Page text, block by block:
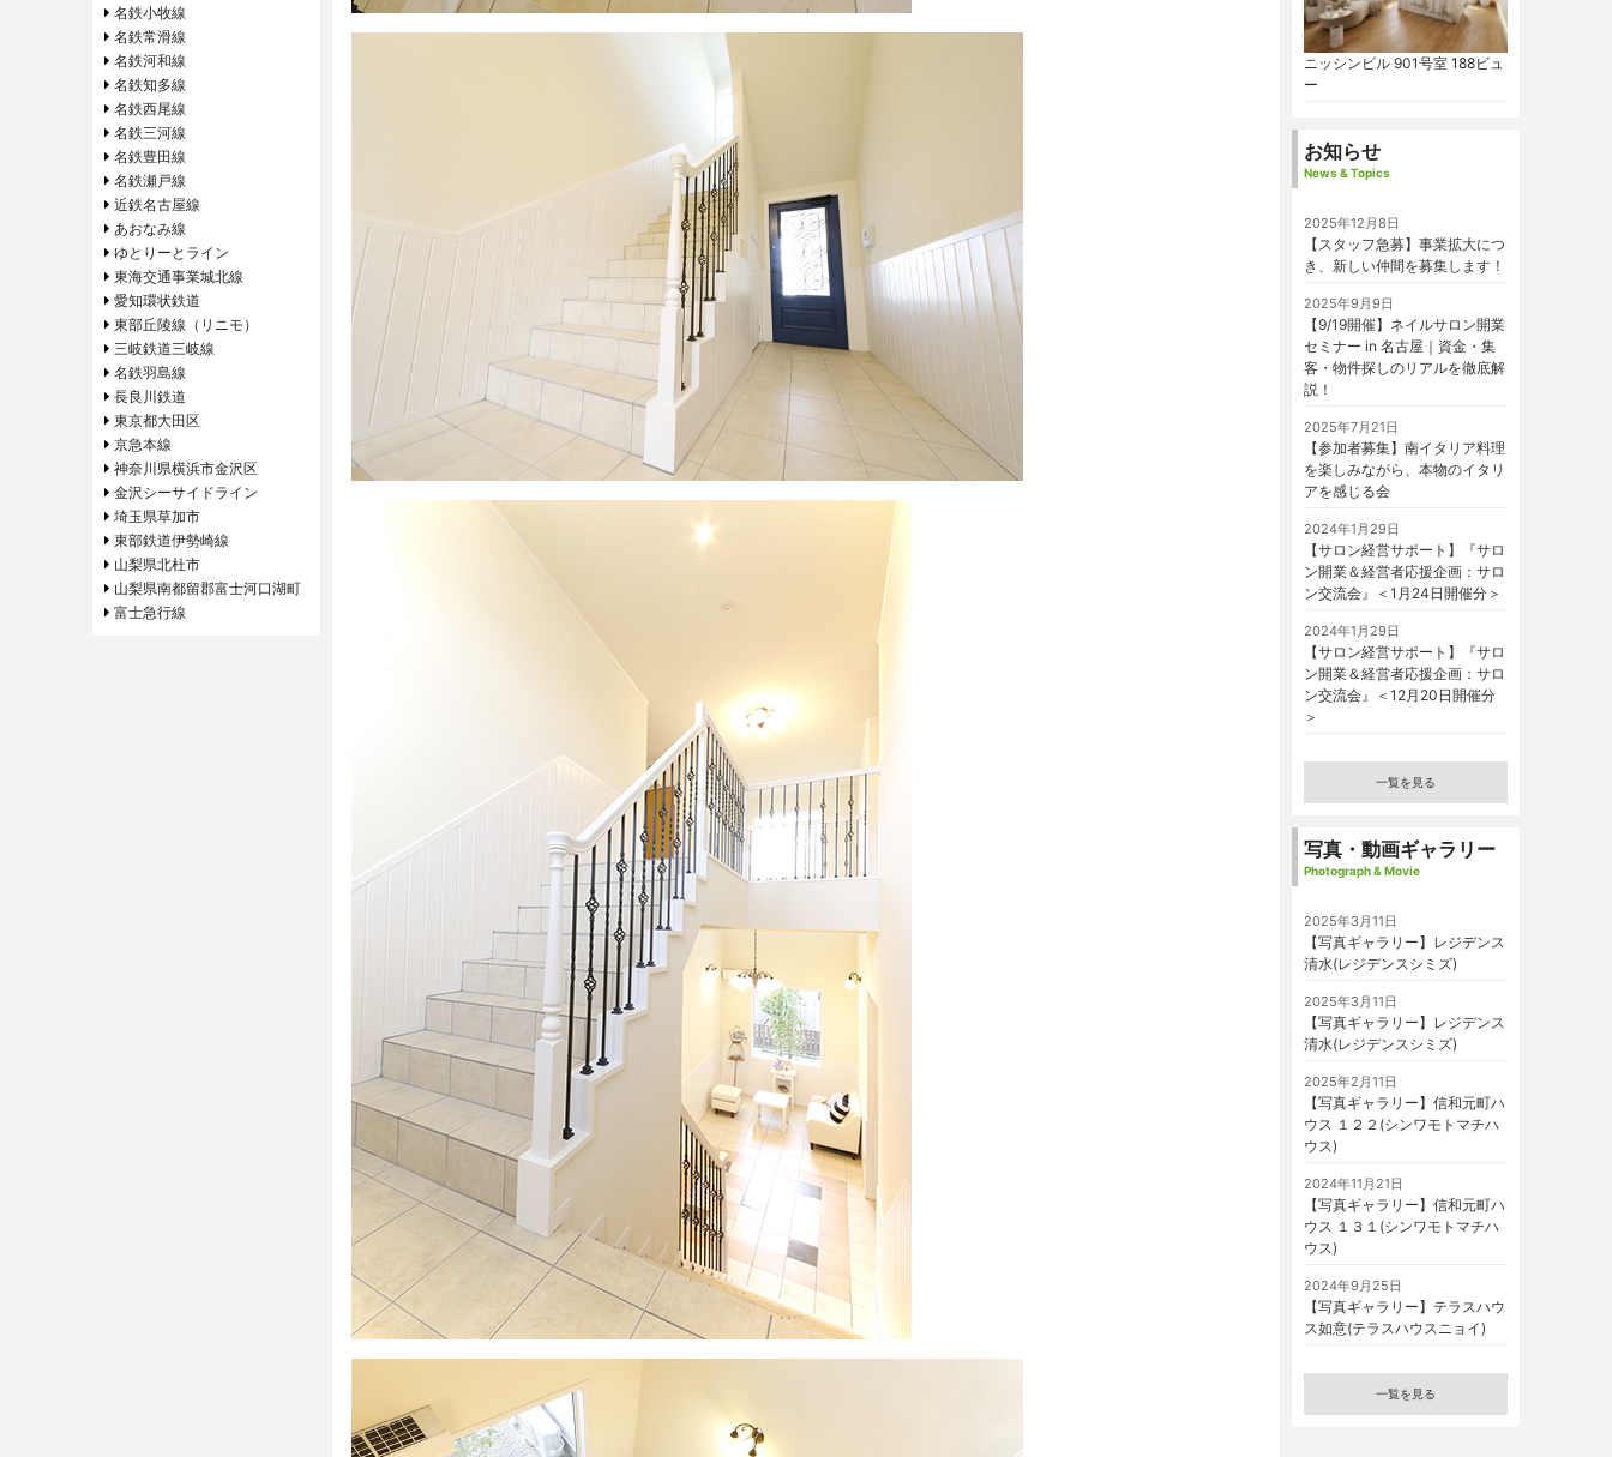
名鉄小牧線
名鉄常滑線
名鉄河和線
名鉄知多線
名鉄西尾線
名鉄三河線
名鉄豊田線
名鉄瀬戸線
近鉄名古屋線
あおなみ線
ゆとりーとライン
東海交通事業城北線
愛知環状鉄道
東部丘陵線（リニモ）
三岐鉄道三岐線
名鉄羽島線
長良川鉄道
東京都大田区
京急本線
神奈川県横浜市金沢区
金沢シーサイドライン
埼玉県草加市
東部鉄道伊勢崎線
山梨県北杜市
山梨県南都留郡富士河口湖町
富士急行線
ニッシンビル 901号室 188ビュ
ー
お知らせ
News & Topics
2025年12月8日
【スタッフ急募】事業拡大につ
き、新しい仲間を募集します！
2025年9月9日
【9/19開催】ネイルサロン開業
セミナー in 名古屋｜資金・集
客・物件探しのリアルを徹底解
説！
2025年7月21日
【参加者募集】南イタリア料理
を楽しみながら、本物のイタリ
アを感じる会
2024年1月29日
【サロン経営サポート】『サロ
ン開業＆経営者応援企画：サロ
ン交流会』＜1月24日開催分＞
2024年1月29日
【サロン経営サポート】『サロ
ン開業＆経営者応援企画：サロ
ン交流会』＜12月20日開催分
＞
一覧を見る
写真・動画ギャラリー
Photograph & Movie
2025年3月11日
【写真ギャラリー】レジデンス
清水(レジデンスシミズ)
2025年3月11日
【写真ギャラリー】レジデンス
清水(レジデンスシミズ)
2025年2月11日
【写真ギャラリー】信和元町ハ
ウス １２２(シンワモトマチハ
ウス)
2024年11月21日
【写真ギャラリー】信和元町ハ
ウス １３１(シンワモトマチハ
ウス)
2024年9月25日
【写真ギャラリー】テラスハウ
ス如意(テラスハウスニョイ)
一覧を見る